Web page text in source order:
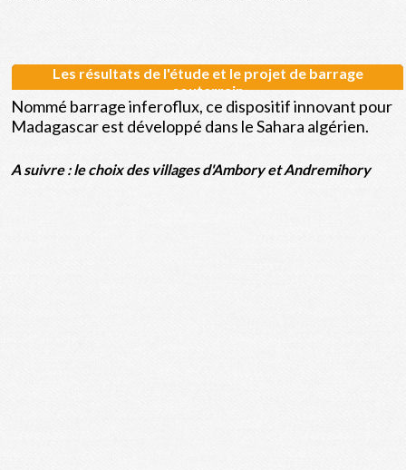
Les résultats de l'étude et le projet de barrage
souterrain
Nommé barrage inferoflux, ce dispositif innovant pour
Madagascar est développé dans le Sahara algérien.
A suivre : le choix des villages d'Ambory et Andremihory